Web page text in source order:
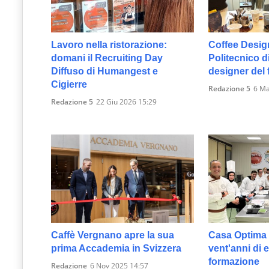
le
novità
del
comparto
Horeca.
Lavoro nella ristorazione:
domani il Recruiting Day
Diffuso di Humangest e
Cigierre
Redazione 5 22 Giu 2026 15:29
Coffee
Politecnico
designer del
Redazione 5 6
Caffè Vergnano apre la sua
prima Accademia in Svizzera
Redazione 6 Nov 2025 14:57
Casa
vent'anni di
formazione